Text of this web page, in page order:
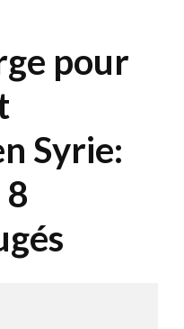
pour
Syrie: